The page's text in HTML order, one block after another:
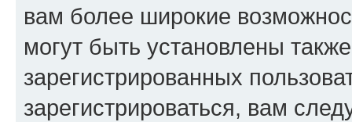
вам более широкие
могут быть установлены
зарегистрированных
зарегистрироваться, вам